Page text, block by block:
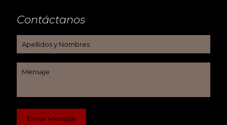
Contáctanos